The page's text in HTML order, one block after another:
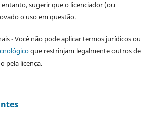
sugerir que o licenciador (ou
o uso em questão.
- Você não pode aplicar termos jurídicos ou
que restrinjam legalmente outros de
pela licença.